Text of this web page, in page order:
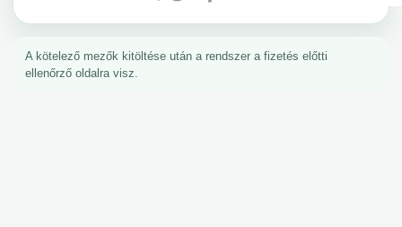
A kötelező mezők kitöltése után a rendszer a fizetés előtti
ellenőrző oldalra visz.